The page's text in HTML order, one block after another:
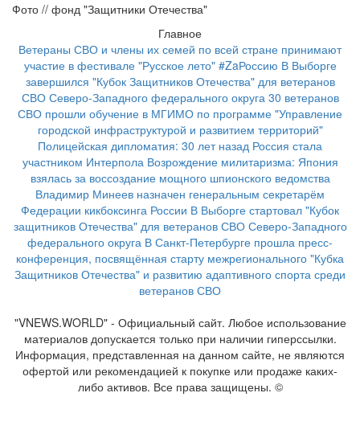
Фото // фонд "Защитники Отечества"
Главное
Ветераны СВО и члены их семей по всей стране принимают
участие в фестивале "Русское лето" #ZaРоссию В Выборге
завершился "Кубок Защитников Отечества" для ветеранов
СВО Северо-Западного федерального округа 30 ветеранов
СВО прошли обучение в МГИМО по программе "Управление
городской инфраструктурой и развитием территорий"
Полицейская дипломатия: 30 лет назад Россия стала
участником Интерпола Возрождение милитаризма: Япония
взялась за воссоздание мощного шпионского ведомства
Владимир Минеев назначен генеральным секретарём
Федерации кикбоксинга России В Выборге стартовал "Кубок
защитников Отечества" для ветеранов СВО Северо-Западного
федерального округа В Санкт-Петербурге прошла пресс-
конференция, посвящённая старту межрегионального "Кубка
Защитников Отечества" и развитию адаптивного спорта среди
ветеранов СВО
"VNEWS.WORLD" - Официальный сайт. Любое использование
материалов допускается только при наличии гиперссылки.
Информация, представленная на данном сайте, не являются
офертой или рекомендацией к покупке или продаже каких-
либо активов. Все права защищены. ©